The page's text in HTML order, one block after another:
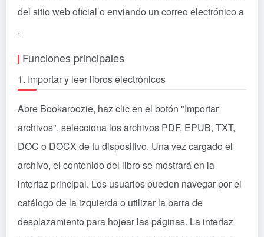
del sitio web oficial o enviando un correo electrónico a
.
Funciones principales
1. Importar y leer libros electrónicos
Abre Bookaroozie, haz clic en el botón "Importar
archivos", selecciona los archivos PDF, EPUB, TXT,
DOC o DOCX de tu dispositivo. Una vez cargado el
archivo, el contenido del libro se mostrará en la
interfaz principal. Los usuarios pueden navegar por el
catálogo de la izquierda o utilizar la barra de
desplazamiento para hojear las páginas. La interfaz